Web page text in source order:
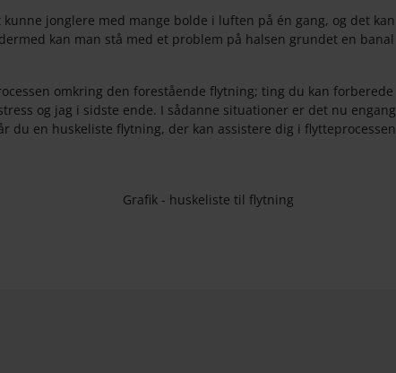
jonglere med mange bolde i luften på én gang, og det kan
kan man stå med et problem på halsen grundet en banal
omkring den forestående flytning; ting du kan forberede
og jag i sidste ende. I sådanne situationer er det nu engang
en huskeliste flytning, der kan assistere dig i flytteprocessen